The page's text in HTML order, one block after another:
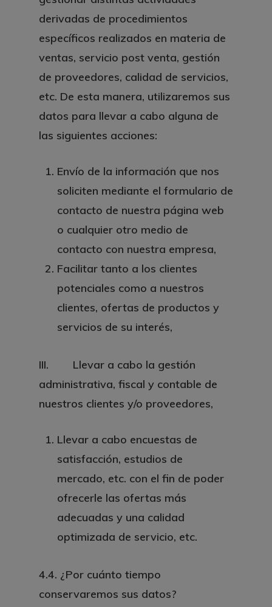
derivadas de procedimientos
específicos realizados en materia de
ventas, servicio post venta, gestión
de proveedores, calidad de servicios,
etc. De esta manera, utilizaremos sus
datos para llevar a cabo alguna de
las siguientes acciones:
Envío de la información que nos
soliciten mediante el formulario de
contacto de nuestra página web
o cualquier otro medio de
contacto con nuestra empresa,
Facilitar tanto a los clientes
potenciales como a nuestros
clientes, ofertas de productos y
servicios de su interés,
III. Llevar a cabo la gestión
administrativa, fiscal y contable de
nuestros clientes y/o proveedores,
Llevar a cabo encuestas de
satisfacción, estudios de
mercado, etc. con el fin de poder
ofrecerle las ofertas más
adecuadas y una calidad
optimizada de servicio, etc.
4.4. ¿Por cuánto tiempo
conservaremos sus datos?